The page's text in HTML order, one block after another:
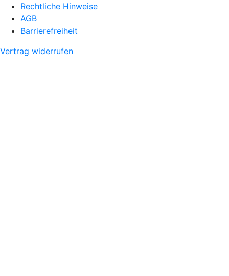
Rechtliche Hinweise
AGB
Barrierefreiheit
Vertrag widerrufen